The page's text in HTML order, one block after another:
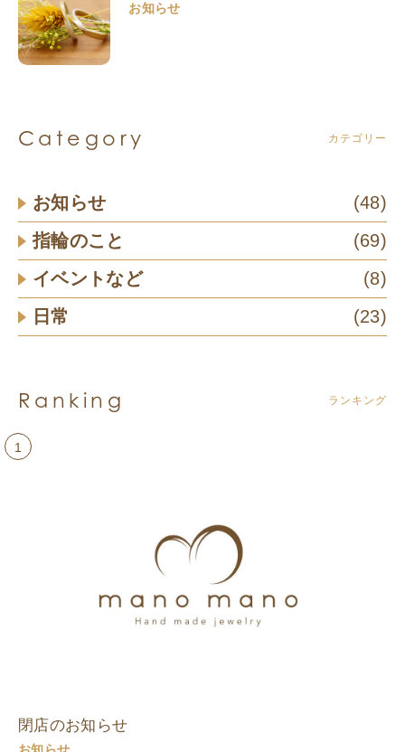
お知らせ
Category カテゴリー
お知らせ
(48)
指輪のこと
(69)
イベントなど
(8)
日常
(23)
Ranking ランキング
1
閉店のお知らせ
お知らせ